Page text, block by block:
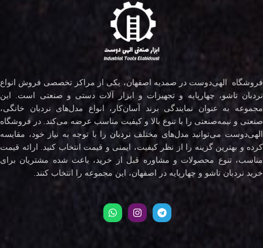
فروشگاه الهی‌دوست در صمدیه اصفهان، یکی از مراکز تخصصی فروش انواع
نردبان تاشو، چهارپایه و تجهیزات و ابزار آلات دستی و صنعتی است. این
مجموعه به عنوان نمایندگی برند آسان‌کار، انواع مدل‌های نردبان خانگی،
صنعتی و نیمه‌صنعتی را با تنوع بالا و کیفیت مناسب عرضه می‌کند. در فروشگاه
الهی‌دوست می‌توانید مدل‌های مختلف نردبان را با توجه به نیاز خود، مقایسه
کرده و بهترین گزینه را از نظر کیفیت، ایمنی و قیمت انتخاب کنید. ارائه قیمت
مناسب، تنوع محصولات و مشاوره قبل از خرید، باعث شده مشتریان برای
خرید نردبان تاشو و چهارپایه در اصفهان، این مجموعه را انتخاب کنند.